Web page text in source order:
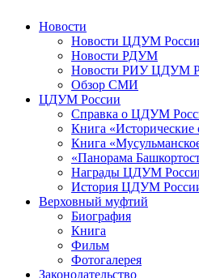
Новости
Новости ЦДУМ
Новости РДУМ
Новости РИУ ЦДУМ
Обзор СМИ
ЦДУМ России
Справка о ЦДУМ
Книга «Исторические
Книга
«Панорама
Награды ЦДУМ
История ЦДУМ
Верховный муфтий
Биография
Книга
Фильм
Фотогалерея
Законодательство